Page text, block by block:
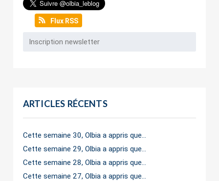
Flux RSS
ARTICLES RÉCENTS
Cette semaine 30, Olbia a appris que…
Cette semaine 29, Olbia a appris que…
Cette semaine 28, Olbia a appris que…
Cette semaine 27, Olbia a appris que…